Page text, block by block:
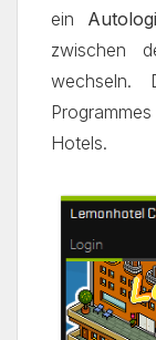
ein
zwischen
wechseln.
Hotels.